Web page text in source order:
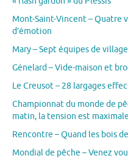
Mont-Saint-Vincent – Quatre
d’émotion
Mary – Sept équipes de
Génelard – Vide-maison et
Le Creusot – 28 largages
Championnat du monde de
matin, la tension est maximale
Rencontre – Quand les bois
Mondial de pêche – Venez